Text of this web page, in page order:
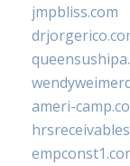
jmpbliss.com
ameri-